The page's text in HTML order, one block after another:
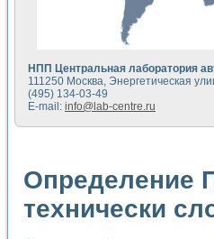
Виртуальный прибор
Исследование
Исследование
Метод
Недорогая система
Применение
Расчет переноса
Применение NI
Система
Управление
НПП Центральная лаборатория
111250 Москва, Энергетическая
(495) 134-03-49
E-mail: info@lab-centre.ru
Определение
технически